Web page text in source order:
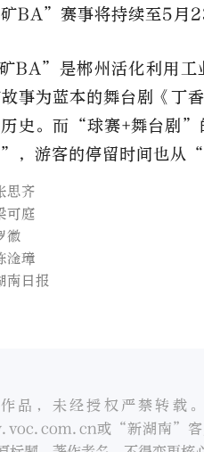
BA”赛事将持续至5月
BA”是郴州活化利用工
事为蓝本的舞台剧《丁
历史。而“球赛+舞台剧
，游客的停留时间也从
思齐
可庭
徽
淦璋
南日报
品，未经授权严禁转载
或“新湖南”客